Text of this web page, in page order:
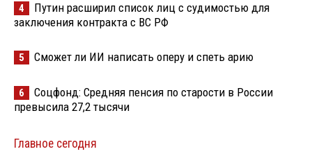
4
Путин расширил список лиц с судимостью для
заключения контракта с ВС РФ
5 Сможет ли ИИ написать оперу и спеть арию
6
Соцфонд: Средняя пенсия по старости в России
превысила 27,2 тысячи
Главное сегодня